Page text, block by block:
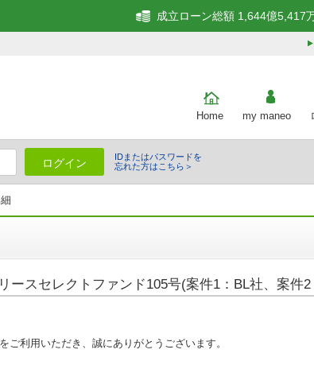
成立ローン総額 1,644億5,417
Home my maneo
ログイン
IDまたはパスワードを
忘れた方はこちら＞
ースセレクトファンド105号(案件1：BL社、案件
ご利用いただき、誠にありがとうございます。